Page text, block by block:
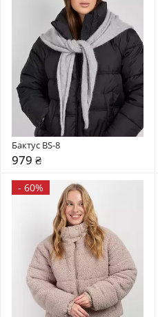
Бактус BS-8
979 ₴
- 60%